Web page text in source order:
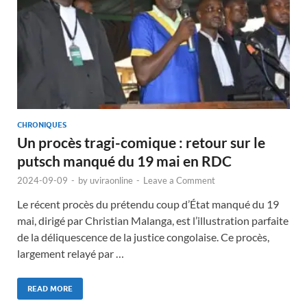
CHRONIQUES
Un procès tragi-comique : retour sur le
putsch manqué du 19 mai en RDC
2024-09-09 - byuviraonline - Leave a Comment
Le récent procès du prétendu coup d’État manqué du 19
mai, dirigé par Christian Malanga, est l’illustration parfaite
de la déliquescence de la justice congolaise. Ce procès,
largement relayé par …
READ MORE